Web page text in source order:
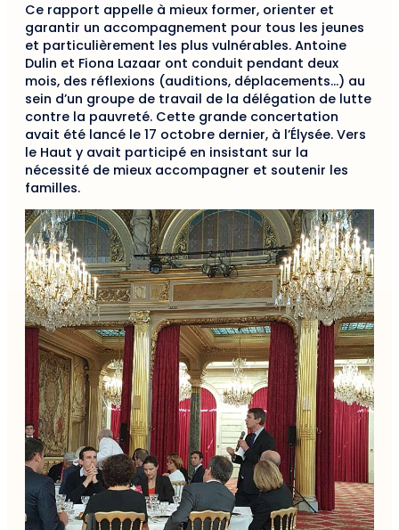
Ce rapport appelle à mieux former, orienter et
garantir un accompagnement pour tous les jeunes
et particulièrement les plus vulnérables. Antoine
Dulin et Fiona Lazaar ont conduit pendant deux
mois, des réflexions (auditions, déplacements…) au
sein d’un groupe de travail de la délégation de lutte
contre la pauvreté. Cette grande concertation
avait été lancé le 17 octobre dernier, à l’Élysée. Vers
le Haut y avait participé en insistant sur la
nécessité de mieux accompagner et soutenir les
familles.